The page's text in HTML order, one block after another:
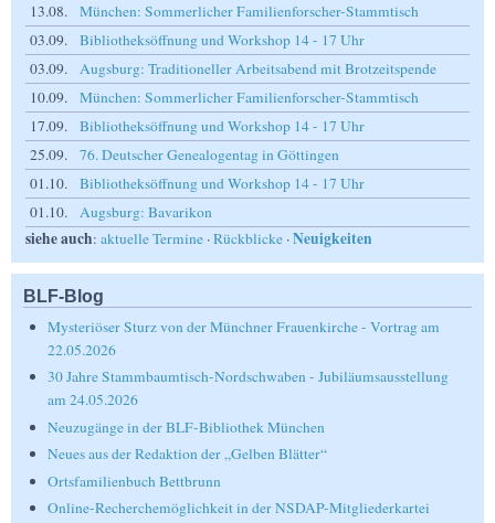
13.08.
München: Sommerlicher Familienforscher-Stammtisch
03.09.
Bibliotheksöffnung und Workshop 14 - 17 Uhr
03.09.
Augsburg: Traditioneller Arbeitsabend mit Brotzeitspende
10.09.
München: Sommerlicher Familienforscher-Stammtisch
17.09.
Bibliotheksöffnung und Workshop 14 - 17 Uhr
25.09.
76. Deutscher Genealogentag in Göttingen
01.10.
Bibliotheksöffnung und Workshop 14 - 17 Uhr
01.10.
Augsburg: Bavarikon
siehe auch: aktuelle Termine ·Rückblicke ·Neuigkeiten
BLF-Blog
Mysteriöser Sturz von der Münchner Frauenkirche - Vortrag am
22.05.2026
30 Jahre Stammbaumtisch-Nordschwaben - Jubiläumsausstellung
am 24.05.2026
Neuzugänge in der BLF-Bibliothek München
Neues aus der Redaktion der „Gelben Blätter“
Ortsfamilienbuch Bettbrunn
Online-Recherchemöglichkeit in der NSDAP-Mitgliederkartei